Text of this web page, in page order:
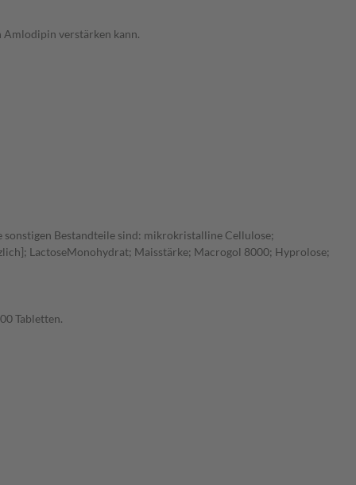
Amlodipin verstärken kann.
Bestandteile sind: mikrokristalline Cellulose;
LactoseMonohydrat; Maisstärke; Macrogol 8000; Hyprolose;
Tabletten.